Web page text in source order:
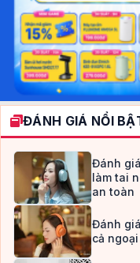
ĐÁNH GIÁ NỔI
Đánh
làm tai
an toàn
Đánh
cả